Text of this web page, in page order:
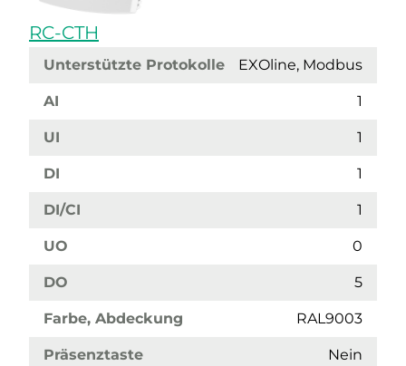
RC-CTH
Unterstützte Protokolle EXOline, Modbus
AI 1
UI 1
DI 1
DI/CI 1
UO 0
DO 5
Farbe, Abdeckung RAL9003
Präsenztaste Nein